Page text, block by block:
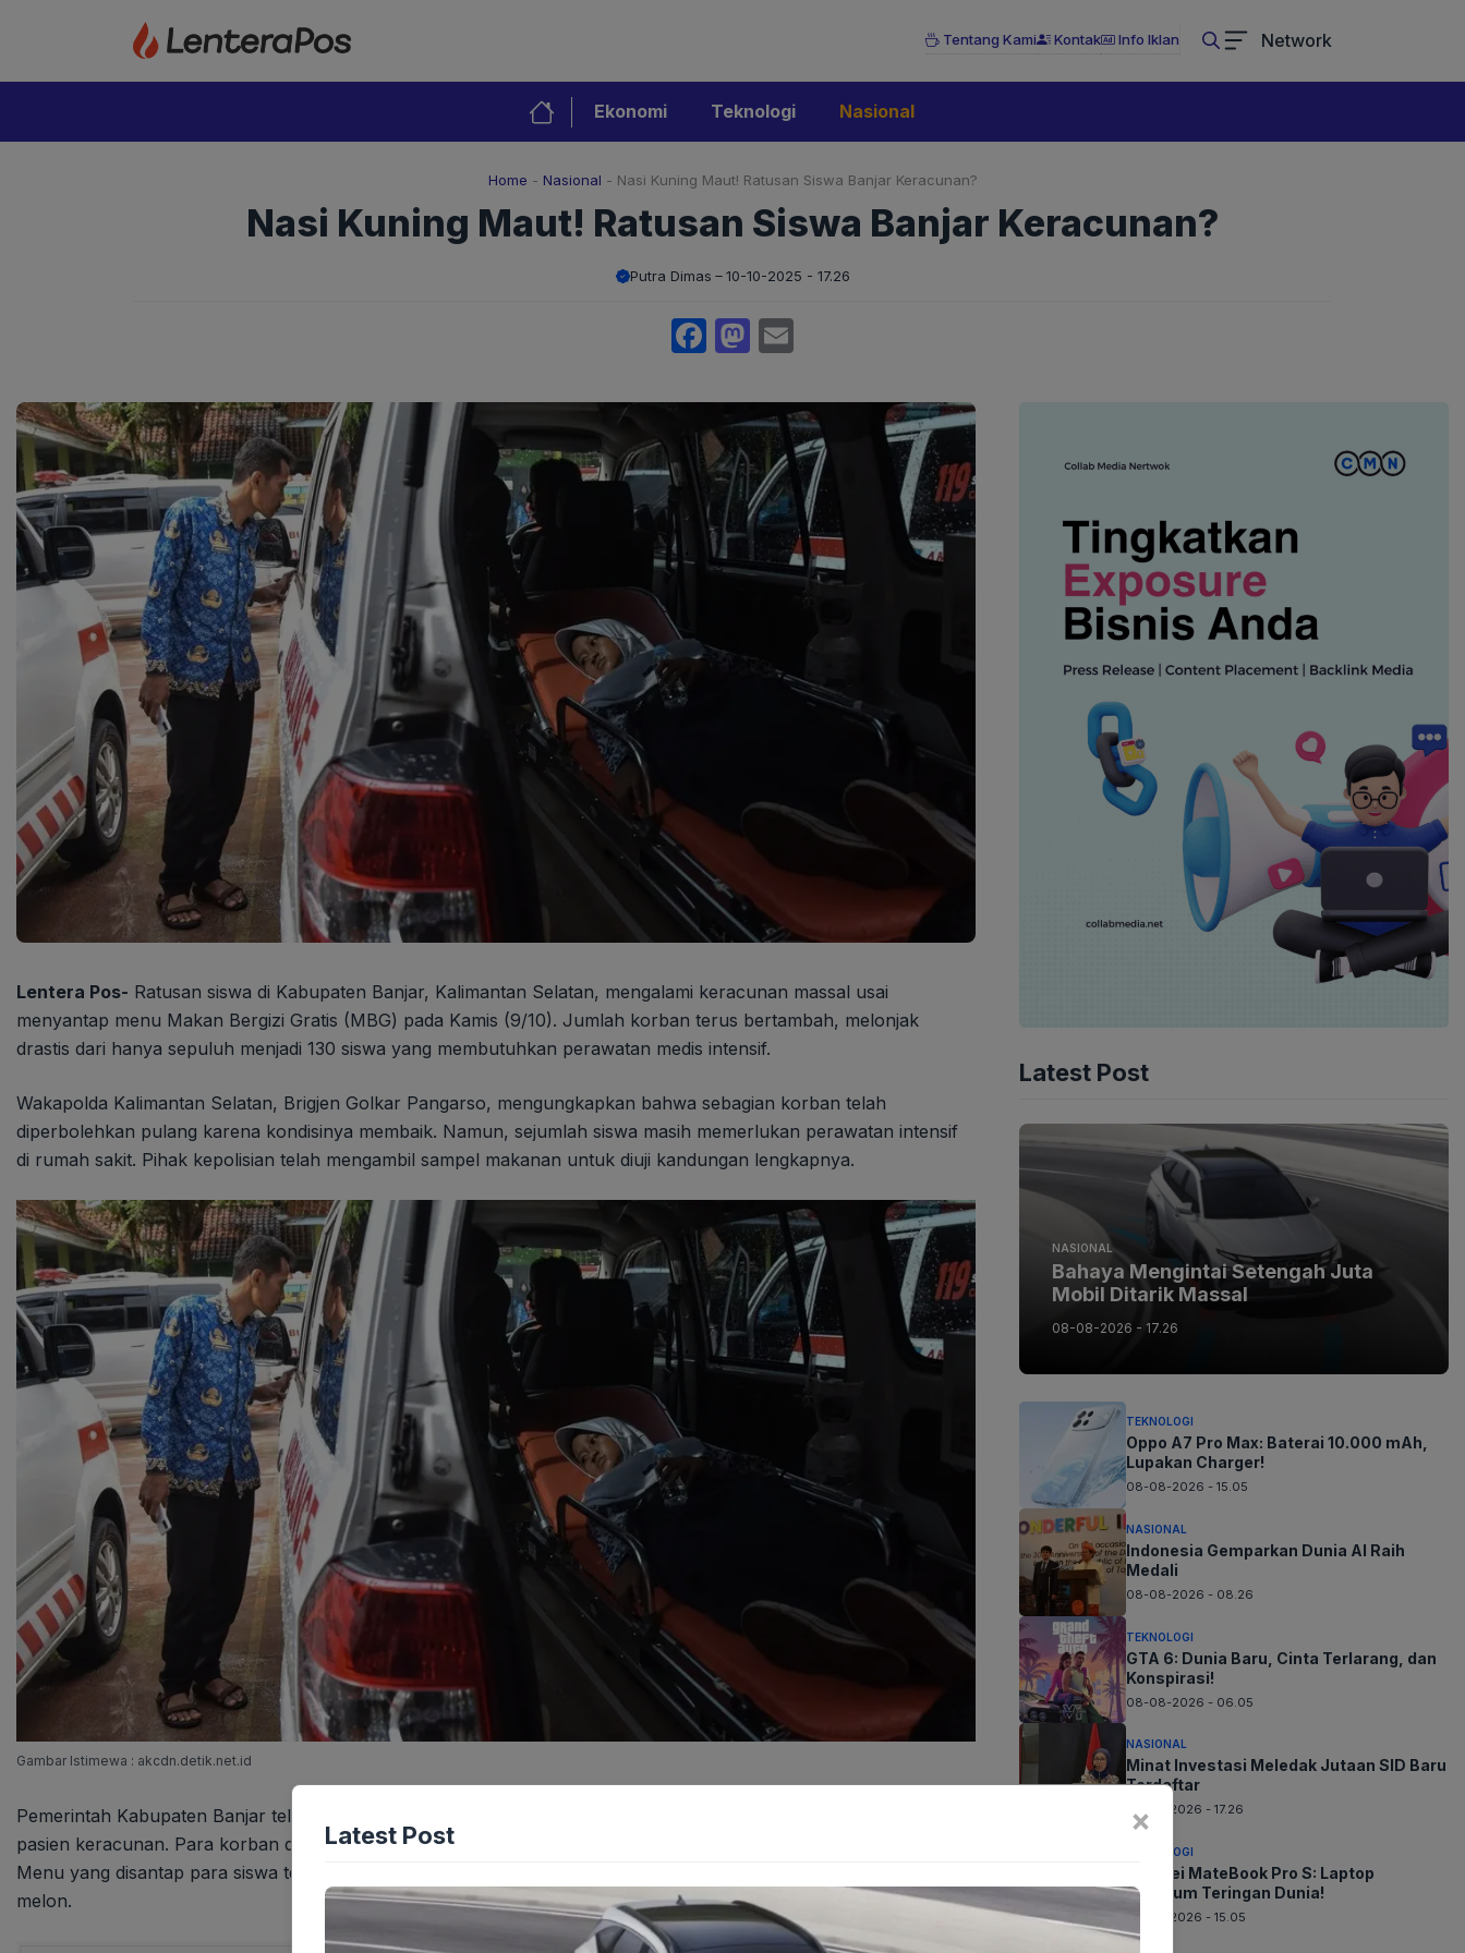
Tentang Kami Kontak Info Iklan Network
Ekonomi Teknologi Nasional
Home - Nasional - Nasi Kuning Maut! Ratusan Siswa Banjar Keracunan?
Nasi Kuning Maut! Ratusan Siswa Banjar Keracunan?
Putra Dimas 10-10-2025 - 17.26
Facebook
Mastodon
Lentera Pos- Ratusan siswa di Kabupaten Banjar, Kalimantan Selatan, mengalami keracunan massal usai
menyantap menu Makan Bergizi Gratis (MBG) pada Kamis (9/10). Jumlah korban terus bertambah, melonjak
drastis dari hanya sepuluh menjadi 130 siswa yang membutuhkan perawatan medis intensif.
Wakapolda Kalimantan Selatan, Brigjen Golkar Pangarso, mengungkapkan bahwa sebagian korban telah
diperbolehkan pulang karena kondisinya membaik. Namun, sejumlah siswa masih memerlukan perawatan intensif
di rumah sakit. Pihak kepolisian telah mengambil sampel makanan untuk diuji kandungan lengkapnya.
Gambar Istimewa : akcdn.detik.net.id
Pemerintah Kabupaten Banjar telah menambah jumlah tempat tidur dan tenaga medis untuk menangani lonjakan
pasien keracunan. Para korban dirawat di RSUD Ratu Zalecha, sementara sebagian lainnya telah dipulangkan.
Menu yang disantap para siswa terdiri dari nasi kuning, ayam suwir, osengan sayur, tempe orek, dan sepotong
melon.
Latest Post
NASIONAL
Bahaya Mengintai Setengah Juta
Mobil Ditarik Massal
08-08-2026 - 17.26
TEKNOLOGI
Oppo A7 Pro Max: Baterai 10.000 mAh,
Lupakan Charger!
08-08-2026 - 15.05
NASIONAL
Indonesia Gemparkan Dunia AI Raih
Medali
08-08-2026 - 08.26
TEKNOLOGI
GTA 6: Dunia Baru, Cinta Terlarang, dan
Konspirasi!
08-08-2026 - 06.05
NASIONAL
Minat Investasi Meledak Jutaan SID Baru
Terdaftar
07-08-2026 - 17.26
TEKNOLOGI
Huawei MateBook Pro S: Laptop
Premium Teringan Dunia!
07-08-2026 - 15.05
×
Latest Post